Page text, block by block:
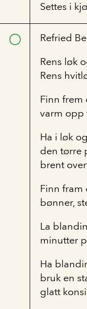
Settes i
Refried
Rens løk
Rens
Finn frem
varm opp
Ha i løk
den tørre
brent
Finn fram
bønner,
La
minutter
Ha
bruk en
glatt